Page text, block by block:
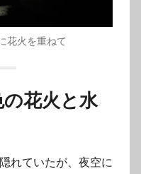
花火を重ねて
花火と水
れていたが、夜空に